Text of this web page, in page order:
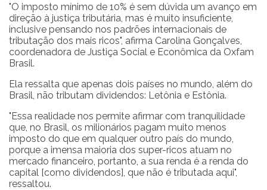
"O imposto mínimo de 10% é sem dúvida um avanço em
direção à justiça tributária, mas é muito insuficiente,
inclusive pensando nos padrões internacionais de
tributação dos mais ricos", afirma Carolina Gonçalves,
coordenadora de Justiça Social e Econômica da Oxfam
Brasil.
Ela ressalta que apenas dois países no mundo, além do
Brasil, não tributam dividendos: Letônia e Estônia.
"Essa realidade nos permite afirmar com tranquilidade
que, no Brasil, os milionários pagam muito menos
imposto do que em qualquer outro país do mundo,
porque a imensa maioria dos super-ricos atuam no
mercado financeiro, portanto, a sua renda é a renda do
capital [como dividendos], que não é tributada aqui",
ressaltou.